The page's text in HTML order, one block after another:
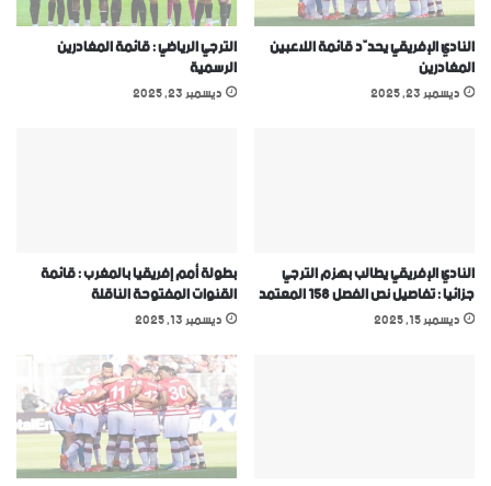
النادي الإفريقي يحدّد قائمة اللاعبين
المغادرين
ديسمبر 23, 2025
الترجي الرياضي : قائمة المغادرين
الرسمية
ديسمبر 23, 2025
النادي الإفريقي يطالب بهزم الترجي
جزائيا : تفاصيل نص الفصل 158 المعتمد
ديسمبر 15, 2025
بطولة أمم إفريقيا بالمغرب : قائمة
القنوات المفتوحة الناقلة
ديسمبر 13, 2025